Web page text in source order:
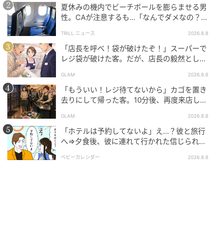
「うちの主人の会社の下請けでしょ？」とマ
ウントばかりとるママ友。だが、他のママ友
も一言で嘘がバレた瞬間
の記事をもっとみる
夏休みの機内でビーチボールを膨らませる男
性。CAが注意するも…「なんでダメなの？」
TRILL ニュース 2026.8.8
「店長を呼べ！袋が破けたぞ！」スーパーで
レジ袋が破けた客。だが、店長の毅然とした
GLAM 2026.8.8
「もういい！レジ待てないから」カゴを置き
去りにして帰った客。10分後、再度来店した
GLAM 2026.8.8
「ホテルは予約してないよ」え…？彼と旅行
へ⇒夕食後、彼に連れて行かれた信じられな
ベビーカレンダー 2026.8.8